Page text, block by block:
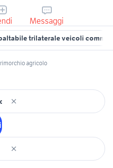
Messaggi
trilaterale veicoli
agricolo